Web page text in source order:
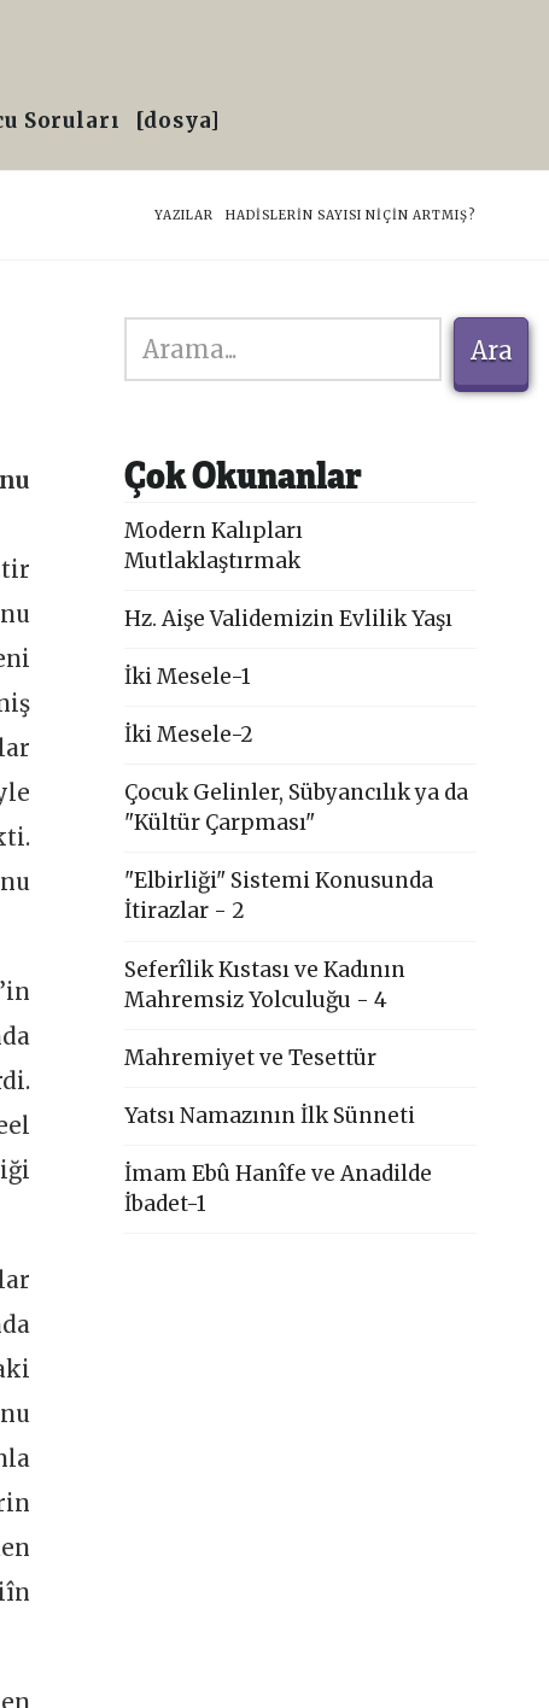
Soruları [dosya]
HOME
YAZILAR HADISLERIN SAYISI NIÇIN ARTMIŞ?
Ara
Ara
Çok Okunanlar
Modern Kalıpları
Mutlaklaştırmak
Hz. Aişe Validemizin Evlilik Yaşı
İki Mesele-1
İki Mesele-2
Çocuk Gelinler, Sübyancılık ya da
"Kültür Çarpması"
"Elbirliği" Sistemi Konusunda
İtirazlar - 2
Seferîlik Kıstası ve Kadının
Mahremsiz Yolculuğu - 4
Mahremiyet ve Tesettür
Yatsı Namazının İlk Sünneti
İmam Ebû Hanîfe ve Anadilde
İbadet-1